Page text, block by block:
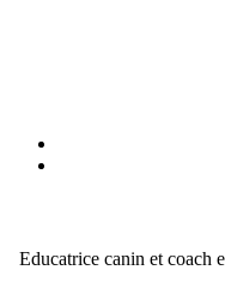
Educatrice canin et coach